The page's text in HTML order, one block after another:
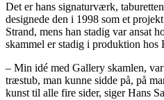
Det er hans signaturværk,
designede den i 1998 som et
Strand, mens han stadig var ansat
skammel er stadig i produktion hos
– Min idé med Gallery skamlen,
træstub, man kunne sidde på, på
kunst til alle fire sider, siger Hans